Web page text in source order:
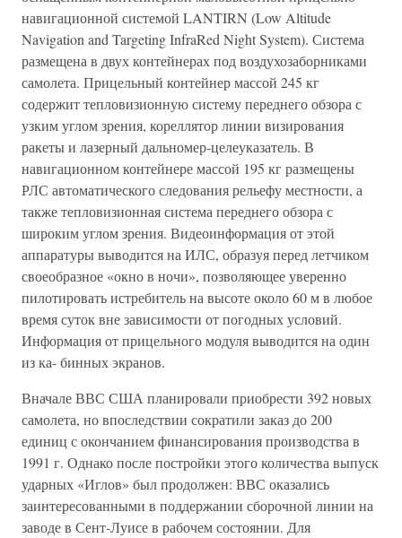
навигационной системой LANTIRN (Low Altitude
Navigation and Targeting InfraRed Night System). Система
размещена в двух контейнерах под воздухозаборниками
самолета. Прицельный контейнер массой 245 кг
содержит тепловизионную систему переднего обзора с
узким углом зрения, кореллятор линии визирования
ракеты и лазерный дальномер-целеуказатель. В
навигационном контейнере массой 195 кг размещены
РЛС автоматического следования рельефу местности, а
также тепловизионная система переднего обзора с
широким углом зрения. Видеоинформация от этой
аппаратуры выводится на ИЛС, образуя перед летчиком
своеобразное «окно в ночи», позволяющее уверенно
пилотировать истребитель на высоте около 60 м в любое
время суток вне зависимости от погодных условий.
Информация от прицельного модуля выводится на один
из ка- бинных экранов.
Вначале ВВС США планировали приобрести 392 новых
самолета, но впоследствии сократили заказ до 200
единиц с окончанием финансирования производства в
1991 г. Однако после постройки этого количества выпуск
ударных «Иглов» был продолжен: ВВС оказались
заинтересованными в поддержании сборочной линии на
заводе в Сент-Луисе в рабочем состоянии. Для